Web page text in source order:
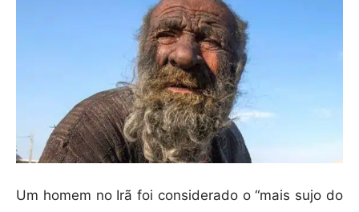
Um homem no Irã foi considerado o “mais sujo do